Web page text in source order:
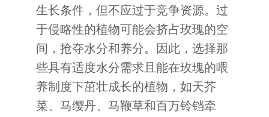
生长条件，但不应过于竞争资源。过
于侵略性的植物可能会挤占玫瑰的空
间，抢夺水分和养分。因此，选择那
些具有适度水分需求且能在玫瑰的喂
养制度下茁壮成长的植物，如天芥
菜、马缨丹、马鞭草和百万铃铛牵